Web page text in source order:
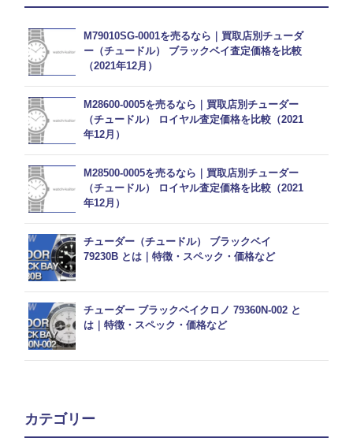
M79010SG-0001を売るなら｜買取店別チューダ
ー（チュードル） ブラックベイ査定価格を比較
（2021年12月）
M28600-0005を売るなら｜買取店別チューダー
（チュードル） ロイヤル査定価格を比較（2021
年12月）
M28500-0005を売るなら｜買取店別チューダー
（チュードル） ロイヤル査定価格を比較（2021
年12月）
チューダー（チュードル） ブラックベイ
79230B とは｜特徴・スペック・価格など
チューダー ブラックベイクロノ 79360N-002 と
は｜特徴・スペック・価格など
カテゴリー